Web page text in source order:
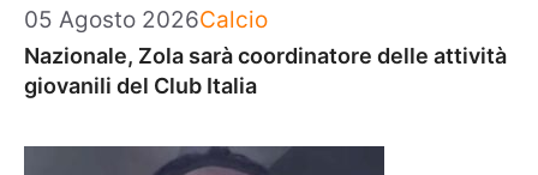
05 Agosto 2026Categorie
Calcio
Nazionale, Zola sarà coordinatore delle attività
giovanili del Club Italia